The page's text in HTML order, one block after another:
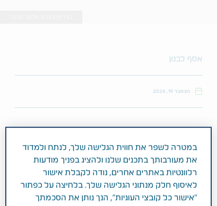
אסף לבנון
נובמבר 19, 2024
ניידו עם פרוץ המלחמה תרופות לבתי החולים
ולצבא בהיקפים של פי 3 מהרגיל. כל זאת
תוך שמירה על התוכנית האסטרטגית של
החברה והתאמות טקטיות למצב.יוסי אופק
במטרה לשפר את חווית הגלישה שלך, לנתח ולמדוד
את מעורבותך בתכנים שלנו ולהציג בפניך מודעות
רלוונטיות באתרים אחרים, נודה לקבלת אישור
לאיסוף חלק מנתוני הגלישה שלך. בלחיצה על כפתור
"אישור כל קובצי העוגיות", הנך נותן את הסכמתך